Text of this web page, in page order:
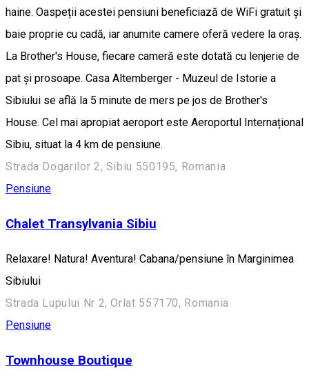
haine. Oaspeții acestei pensiuni beneficiază de WiFi gratuit și
baie proprie cu cadă, iar anumite camere oferă vedere la oraș.
La Brother's House, fiecare cameră este dotată cu lenjerie de
pat și prosoape. Casa Altemberger - Muzeul de Istorie a
Sibiului se află la 5 minute de mers pe jos de Brother's
House. Cel mai apropiat aeroport este Aeroportul Internațional
Sibiu, situat la 4 km de pensiune.
Strada Dogarilor 2, Sibiu 550195, Romania
Pensiune
Chalet Transylvania Sibiu
Relaxare! Natura! Aventura! Cabana/pensiune în Marginimea
Sibiului
Strada Lupului Nr 2, Orlat 557170, Romania
Pensiune
Townhouse Boutique